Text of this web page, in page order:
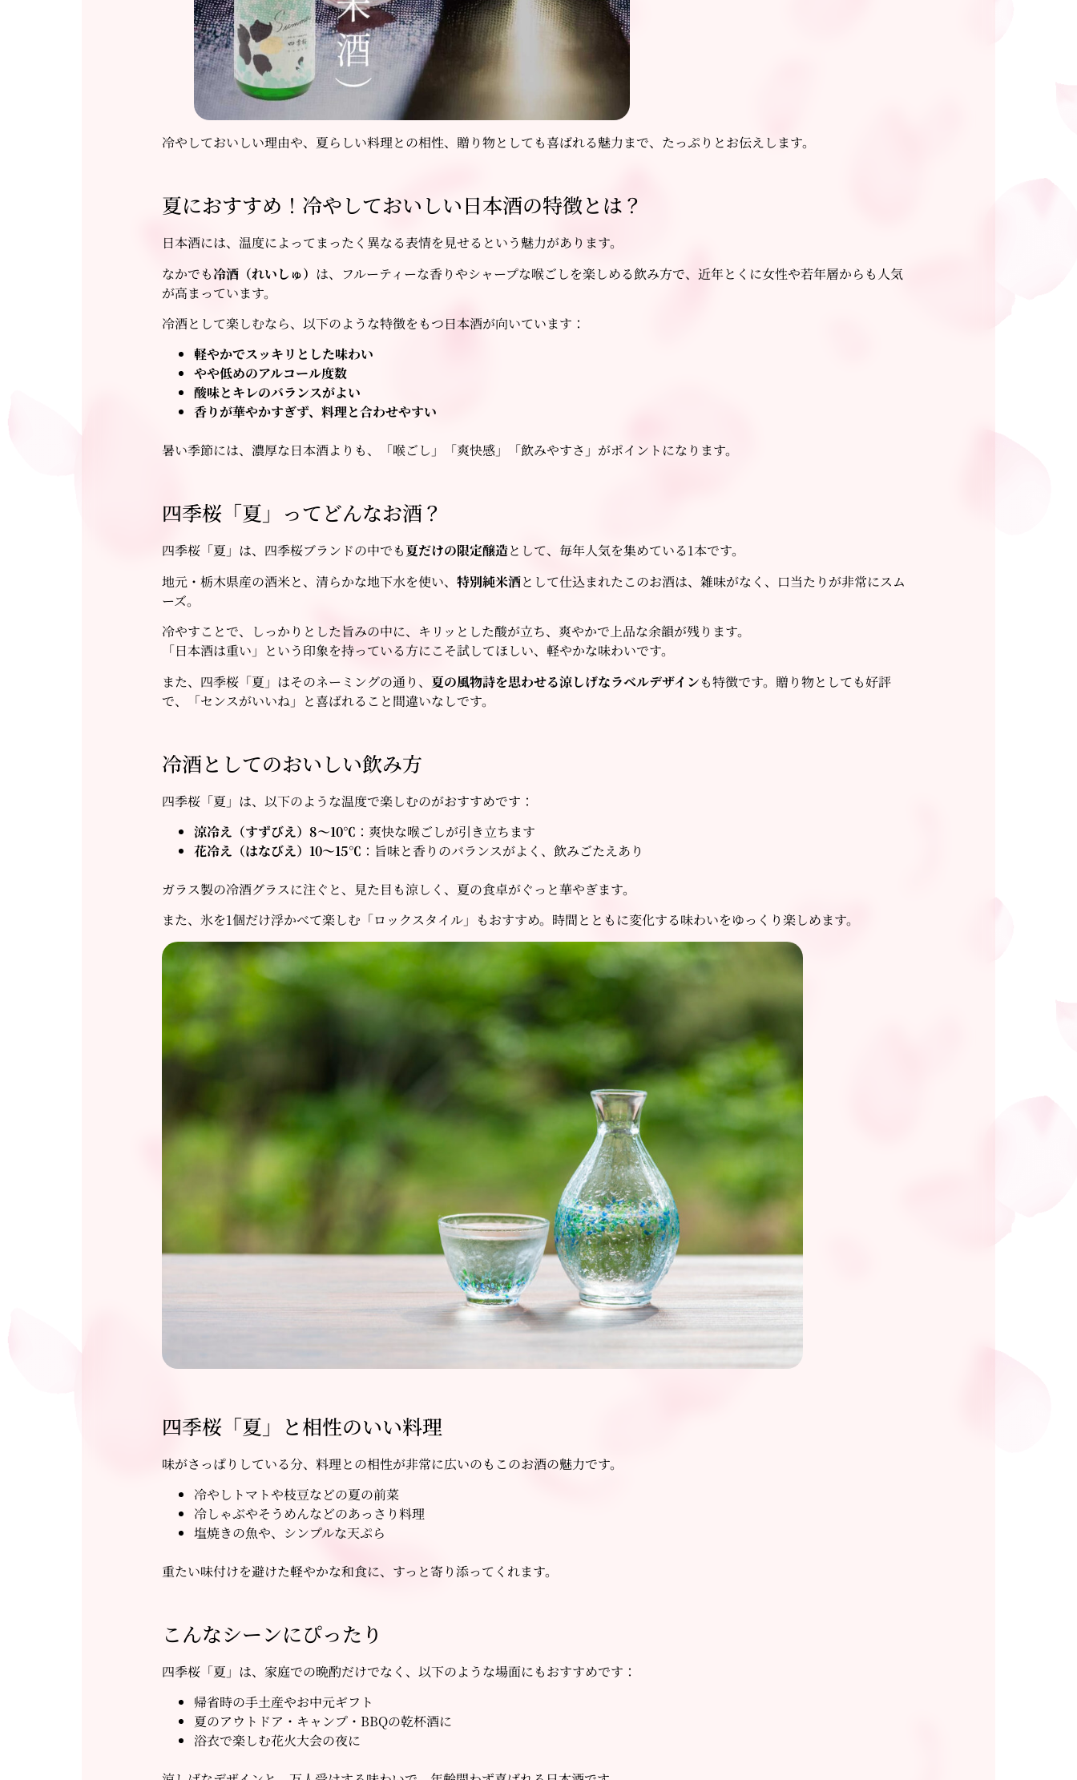
冷やしておいしい理由や、夏らしい料理との相性、贈り物としても喜ばれる魅力まで、たっぷりとお伝えします。
夏におすすめ！冷やしておいしい日本酒の特徴とは？
日本酒には、温度によってまったく異なる表情を見せるという魅力があります。
なかでも冷酒（れいしゅ） は、フルーティーな香りやシャープな喉ごしを楽しめる飲み方で、近年とくに女性や若年層からも人気
が高まっています。
冷酒として楽しむなら、以下のような特徴をもつ日本酒が向いています：
軽やかでスッキリとした味わい
やや低めのアルコール度数
酸味とキレのバランスがよい
香りが華やかすぎず、料理と合わせやすい
暑い季節には、濃厚な日本酒よりも、「喉ごし」「爽快感」「飲みやすさ」がポイントになります。
四季桜「夏」ってどんなお酒？
四季桜「夏」は、四季桜ブランドの中でも夏だけの限定醸造として、毎年人気を集めている1本です。
地元・栃木県産の酒米と、清らかな地下水を使い、 特別純米酒として仕込まれたこのお酒は、雑味がなく、口当たりが非常にスム
ーズ。
冷やすことで、しっかりとした旨みの中に、キリッとした酸が立ち、爽やかで上品な余韻が残ります。
「日本酒は重い」という印象を持っている方にこそ試してほしい、軽やかな味わいです。
また、四季桜「夏」はそのネーミングの通り、 夏の風物詩を思わせる涼しげなラベルデザインも特徴です。贈り物としても好評
で、「センスがいいね」と喜ばれること間違いなしです。
冷酒としてのおいしい飲み方
四季桜「夏」は、以下のような温度で楽しむのがおすすめです：
涼冷え（すずびえ）8〜10℃ ：爽快な喉ごしが引き立ちます
花冷え（はなびえ）10〜15℃ ：旨味と香りのバランスがよく、飲みごたえあり
ガラス製の冷酒グラスに注ぐと、見た目も涼しく、夏の食卓がぐっと華やぎます。
また、氷を1個だけ浮かべて楽しむ「ロックスタイル」もおすすめ。時間とともに変化する味わいをゆっくり楽しめます。
四季桜「夏」と相性のいい料理
味がさっぱりしている分、料理との相性が非常に広いのもこのお酒の魅力です。
冷やしトマトや枝豆などの夏の前菜
冷しゃぶやそうめんなどのあっさり料理
塩焼きの魚や、シンプルな天ぷら
重たい味付けを避けた軽やかな和食に、すっと寄り添ってくれます。
こんなシーンにぴったり
四季桜「夏」は、家庭での晩酌だけでなく、以下のような場面にもおすすめです：
帰省時の手土産やお中元ギフト
夏のアウトドア・キャンプ・BBQの乾杯酒に
浴衣で楽しむ花火大会の夜に